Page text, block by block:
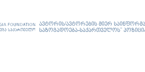
ავტორის/ავტორების მიერ
საზოგადოება-საქართველოს”